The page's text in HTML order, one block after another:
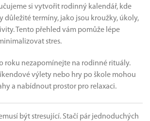
si vytvořit rodinný kalendář, kde
důležité termíny, jako jsou kroužky, úkoly,
Tento přehled vám pomůže lépe
stres.
roku nezapomínejte na rodinné rituály.
výlety nebo hry po škole mohou
a nabídnout prostor pro relaxaci.
být stresující. Stačí pár jednoduchých